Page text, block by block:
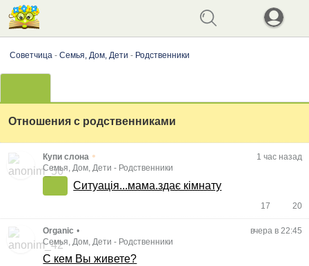
Советчица- Семья, Дом, Дети - Родственники
Отношения с родственниками
Купи слона •
1 час назад
Семья, Дом, Дети - Родственники
Ситуація...мама.здає кімнату
17 20
Organic •
вчера в 22:45
Семья, Дом, Дети - Родственники
С кем Вы живете?